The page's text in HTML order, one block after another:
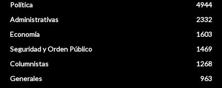
Política
4944
Administrativas
2332
Economía
1603
Seguridad y Orden Público
1469
Columnistas
1268
Generales
963